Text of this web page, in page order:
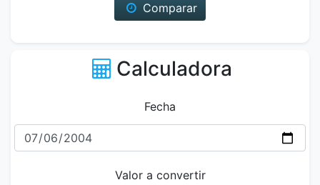
Comparar
Calculadora
Fecha
Valor a convertir